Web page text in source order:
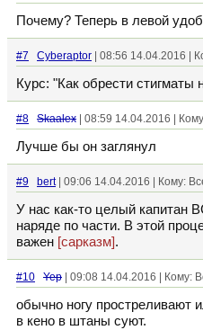
Почему? Теперь в левой
#7 Cyberaptor | 08:56 14.04.2016 |
Курс: "Как обрести стигматы
#8 Skaalex | 08:59 14.04.2016 |
Лучше бы он заглянул
#9 bert| 09:06 14.04.2016 | Кому:
У нас как-то целый капитан
наряде по части. В этой
важен [сарказм].
#10 Yep | 09:08 14.04.2016 | Кому:
обычно ногу простреливают
в кено в штаны суют.